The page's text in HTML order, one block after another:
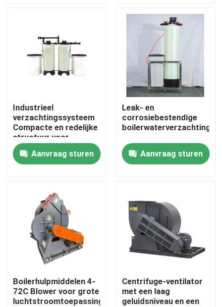
Producten
Ongeveer ons
Fabrieksreis
Contacteer ons
Nieuws
Gasolie Ketel
Industrieel
verzachtingssysteem
Compacte en redelijke
structuur voor
eenvoudig onderhoud
Aanvraag sturen
Leak- en
corrosiebestendige
Aanvraag sturen
Boilerhulpmiddelen 4-
72C Blower voor grote
luchtstroomtoepassingen
Centrifuge-ventilator
met een laag
geluidsniveau en een